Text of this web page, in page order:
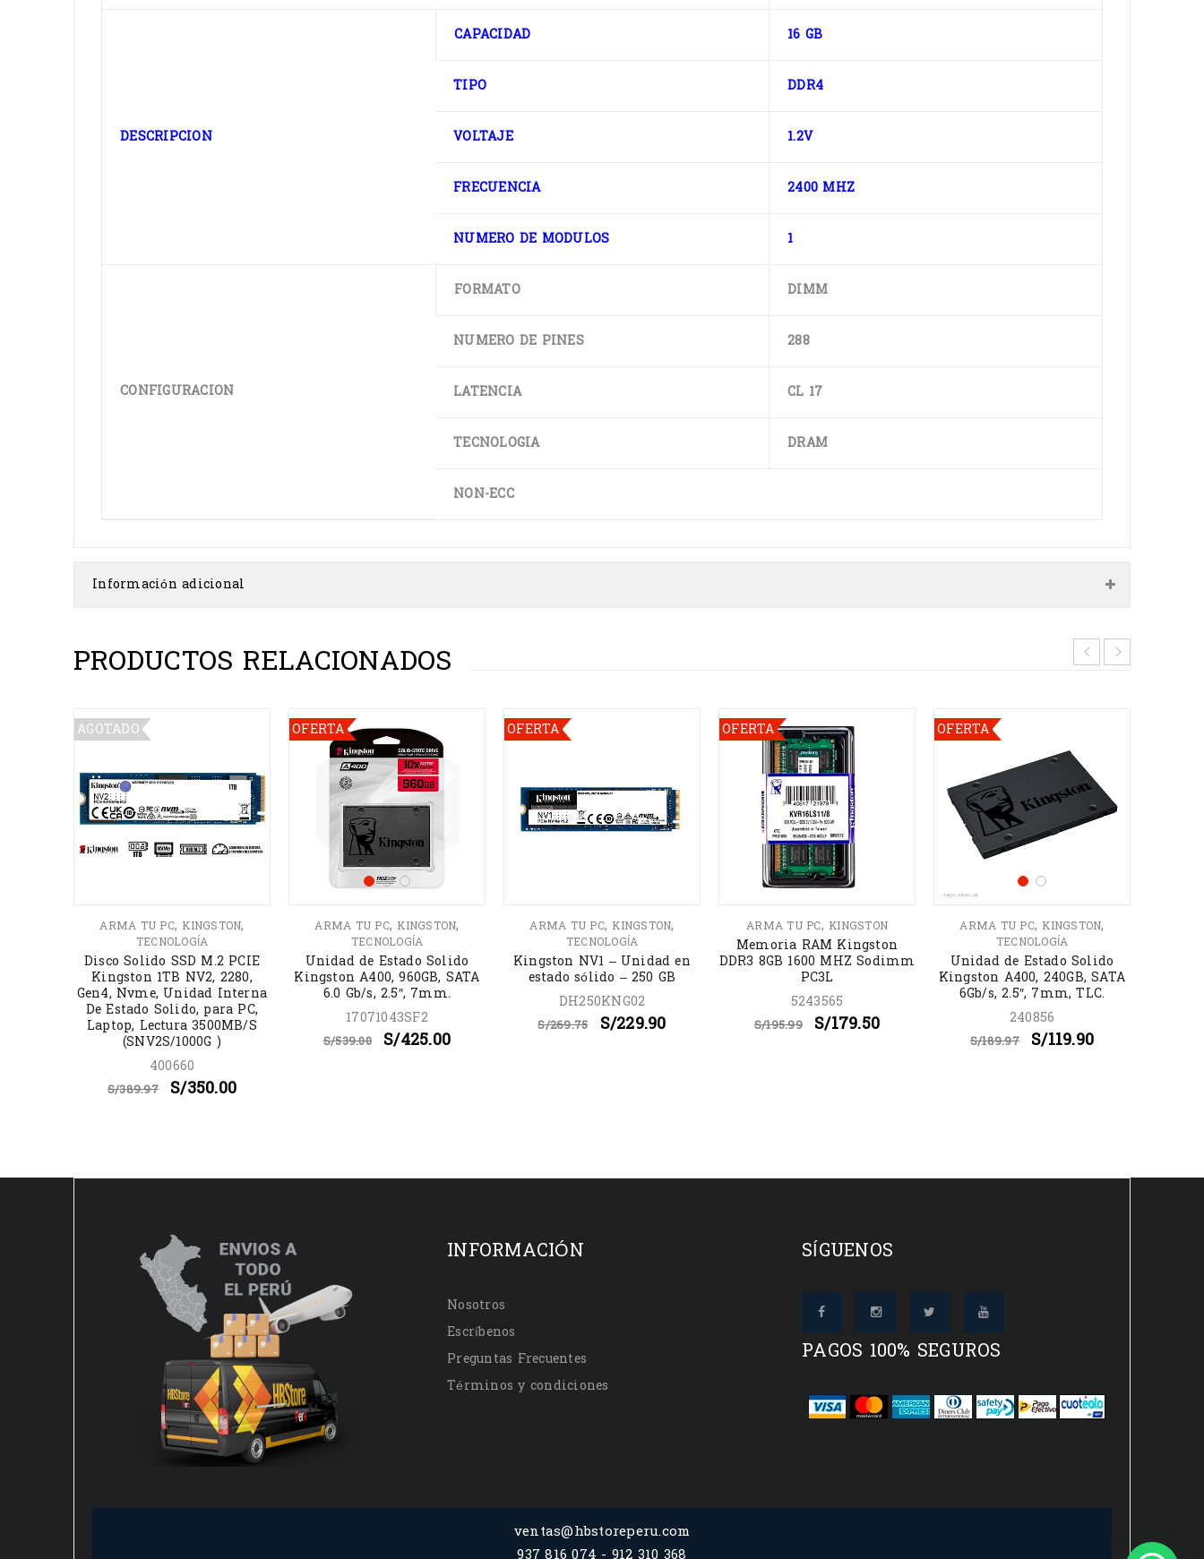
DESCRIPCION
CAPACIDAD 16 GB
TIPO DDR4
VOLTAJE 1.2V
FRECUENCIA 2400 MHZ
NUMERO DE MODULOS 1
CONFIGURACION
FORMATO DIMM
NUMERO DE PINES 288
LATENCIA CL 17
TECNOLOGIA DRAM
NON-ECC
Información adicional
PRODUCTOS RELACIONADOS
AGOTADO
ARMA TU PC, KINGSTON,
TECNOLOGÍA
Disco Solido SSD M.2 PCIE
Kingston 1TB NV2, 2280,
Gen4, Nvme, Unidad Interna
De Estado Solido, para PC,
Laptop, Lectura 3500MB/S
(SNV2S/1000G )
400660
S/389.97 S/350.00
OFERTA
ARMA TU PC, KINGSTON,
TECNOLOGÍA
Unidad de Estado Solido
Kingston A400, 960GB, SATA
6.0 Gb/s, 2.5″, 7mm.
17071043SF2
S/539.00 S/425.00
OFERTA
ARMA TU PC, KINGSTON,
TECNOLOGÍA
Kingston NV1 – Unidad en
estado sólido – 250 GB
DH250KNG02
S/269.75 S/229.90
OFERTA
ARMA TU PC, KINGSTON
Memoria RAM Kingston
DDR3 8GB 1600 MHZ Sodimm
PC3L
5243565
S/195.99 S/179.50
OFERTA
ARMA TU PC, KINGSTON,
TECNOLOGÍA
Unidad de Estado Solido
Kingston A400, 240GB, SATA
6Gb/s, 2.5″, 7mm, TLC.
240856
S/189.97 S/119.90
INFORMACIÓN
Nosotros
Escríbenos
Preguntas Frecuentes
Términos y condiciones
SÍGUENOS
PAGOS 100% SEGUROS
ventas@hbstoreperu.com